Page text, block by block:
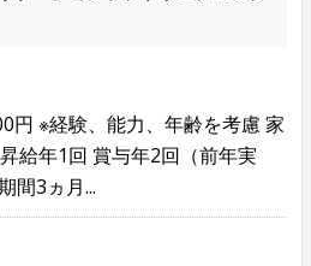
円 ※経験、能力、年齢を考慮 家
給年1回 賞与年2回（前年実
間3ヵ月...